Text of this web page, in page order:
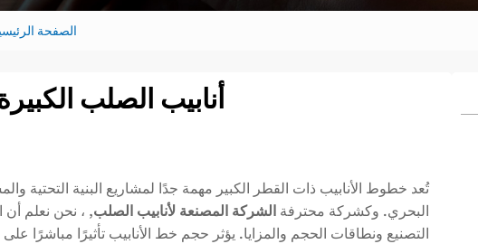
الصفحة
أنابيب الصلب
تُعد خطوط الأنابيب ذات القطر الكبير مهمة جدًا لمشاريع البنية التحتية
البحري. وكشركة محترفة الشركة المصنعة لأنابيب الصلب, ، نحن نعلم أن
التصنيع ونطاقات الحجم والمزايا. يؤثر حجم خط الأنابيب تأثيرًا مباشرًا